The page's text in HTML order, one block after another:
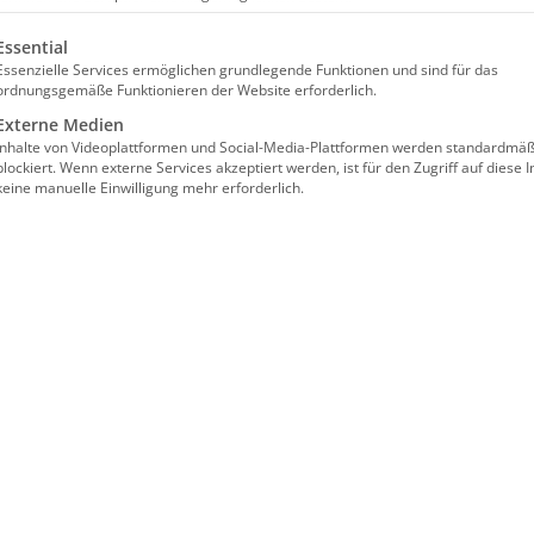
/
կասեցված են
անդամներ,
ամենամյա
է եկել։ Մեր
բացում է իր
հրավիրում
eine Liste der Service-Gruppen, für die eine
Services ermöglichen grundlegende Funktionen und sind für das
Funktionieren der Website erforderlich.
Medien
von Videoplattformen und Social-Media-Plattformen werden
Wenn externe Services akzeptiert werden, ist für den Zugriff auf diese
manuelle Einwilligung mehr erforderlich.